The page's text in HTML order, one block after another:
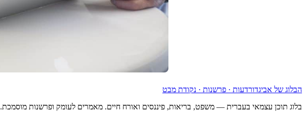
הבלוג של אביגדורדעות · פרשנות · נקודת מבט
בלוג תוכן עצמאי בעברית — משפט, בריאות, פיננסים ואורח חיים. מאמרים לעומק ופרשנות מוסמכת.